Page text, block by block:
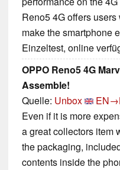
Reno5 4G offers
make the smartphone
Einzeltest, online
OPPO Reno5 4G
Assemble!
Quelle: Unbox
Even if it is more
a great collectors item
the packaging,
contents inside the